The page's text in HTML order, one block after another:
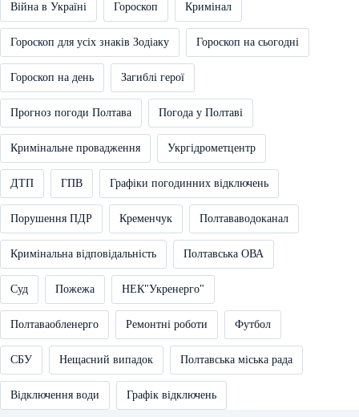
Війна в Україні Гороскоп Кримінал
Гороскоп для усіх знаків Зодіаку Гороскоп на сьогодні
Гороскоп на день Загиблі герої
Прогноз погоди Полтава Погода у Полтаві
Кримінальне провадження Укргідрометцентр
ДТП ГПВ Графіки погодинних відключень
Порушення ПДР Кременчук Полтававодоканал
Кримінальна відповідальність Полтавська ОВА
Суд Пожежа НЕК"Укренерго"
Полтаваобленерго Ремонтні роботи Футбол
СБУ Нещасний випадок Полтавська міська рада
Відключення води Графік відключень